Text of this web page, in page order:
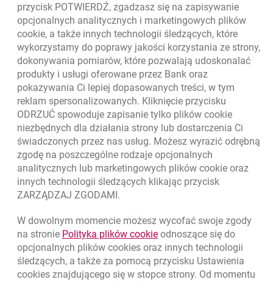
Złóż wniosek przez internet
Skontaktuj się ze Specjalistą
O banku
Odpowiedzialny biznes
Regulacje zewnętrzne
przycisk POTWIERDŹ, zgadzasz się na zapisywanie
opcjonalnych analitycznych i marketingowych plików
cookie, a także innych technologii śledzących, które
wykorzystamy do poprawy jakości korzystania ze strony,
dokonywania pomiarów, które pozwalają udoskonalać
produkty i usługi oferowane przez Bank oraz
pokazywania Ci lepiej dopasowanych treści, w tym
reklam spersonalizowanych. Kliknięcie przycisku
ODRZUĆ spowoduje zapisanie tylko plików cookie
niezbędnych dla działania strony lub dostarczenia Ci
świadczonych przez nas usług. Możesz wyrazić odrębną
zgodę na poszczególne rodzaje opcjonalnych
analitycznych lub marketingowych plików cookie oraz
innych technologii śledzących klikając przycisk
ZARZĄDZAJ ZGODAMI.
W dowolnym momencie możesz wycofać swoje zgody
na stronie Polityka plików cookielink otwiera się w nowym
odnoszące się do
opcjonalnych plików cookies oraz innych technologii
śledzących, a także za pomocą przycisku Ustawienia
cookies znajdującego się w stopce strony. Od momentu